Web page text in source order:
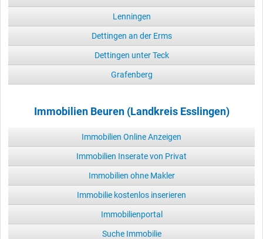
Lenningen
Dettingen an der Erms
Dettingen unter Teck
Grafenberg
Immobilien Beuren (Landkreis Esslingen)
Immobilien Online Anzeigen
Immobilien Inserate von Privat
Immobilien ohne Makler
Immobilie kostenlos inserieren
Immobilienportal
Suche Immobilie